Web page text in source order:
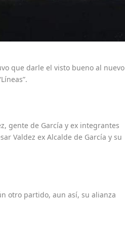
que darle el visto bueno al nuevo
gente de García y ex integrantes
Valdez ex Alcalde de García y su
otro partido, aun así, su alianza